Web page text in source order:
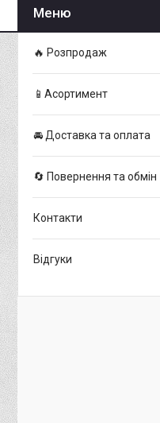
🔥 Розпродаж
📱Асортимент
🚘 Доставка та оплата
🔄 Повернення та обмін
Контакти
Відгуки